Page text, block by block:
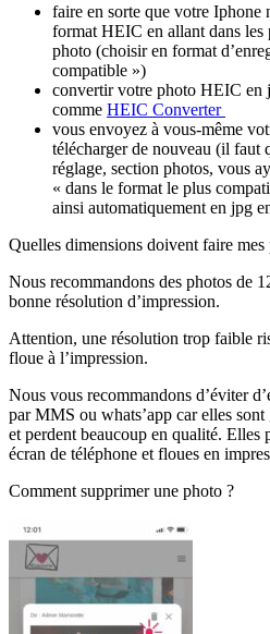
faire en sorte que votre Iphone
format HEIC en allant dans les
photo (choisir en format
compatible »)
convertir votre photo HEIC en
comme HEIC Converter
vous envoyez à vous-même
télécharger de nouveau (il faut
réglage, section photos, vous
« dans le format le plus
ainsi automatiquement en jpg
Quelles dimensions doivent faire mes
Nous recommandons des photos de
bonne résolution d’impression.
Attention, une résolution trop faible
floue à l’impression.
Nous vous recommandons d’éviter
par MMS ou whats’app car elles sont
et perdent beaucoup en qualité. Elles
écran de téléphone et floues en
Comment supprimer une photo ?